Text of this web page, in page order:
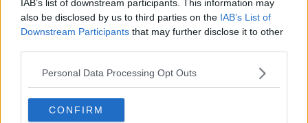
IAB’s list of downstream participants. This information may
also be disclosed by us to third parties on the IAB’s List of
Downstream Participants that may further disclose it to other
Personal Data Processing Opt Outs
CONFIRM
Parole
Amarezza
Colpa & merito
Vento
Ospedali del cuore
Coraçào
Il telefono del vento